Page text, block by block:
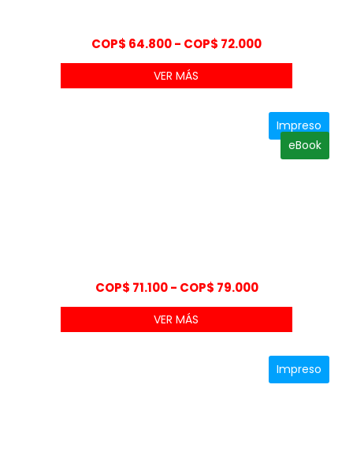
COP$ 64.800- COP$ 72.000Rango
de
COP$ 64.800
hasta
COP$ 72.000
VER MÁS
Impreso
eBook
COP$ 71.100 - COP$ 79.000Rango
de
COP$ 71.100
hasta
VER MÁS
Impreso